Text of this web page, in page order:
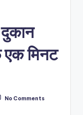
एक मिनट
No Comments